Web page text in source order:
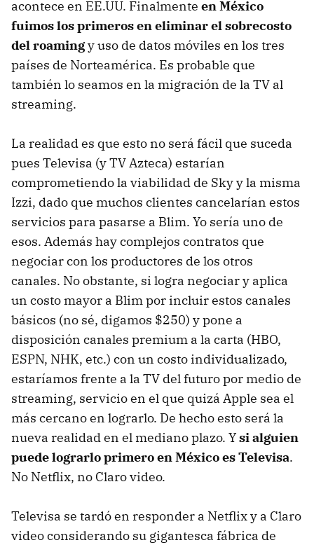
acontece en EE.UU. Finalmente en México
fuimos los primeros en eliminar el sobrecosto
del roamingy uso de datos móviles en los tres
países de Norteamérica. Es probable que
también lo seamos en la migración de la TV al
streaming.
La realidad es que esto no será fácil que suceda
pues Televisa (y TV Azteca) estarían
comprometiendo la viabilidad de Sky y la misma
Izzi, dado que muchos clientes cancelarían estos
servicios para pasarse a Blim. Yo sería uno de
esos. Además hay complejos contratos que
negociar con los productores de los otros
canales. No obstante, si logra negociar y aplica
un costo mayor a Blim por incluir estos canales
básicos (no sé, digamos $250) y pone a
disposición canales premium a la carta (HBO,
ESPN, NHK, etc.) con un costo individualizado,
estaríamos frente a la TV del futuro por medio de
streaming, servicio en el que quizá Apple sea el
más cercano en lograrlo. De hecho esto será la
nueva realidad en el mediano plazo. Ysi alguien
puede lograrlo primero en México es Televisa.
No Netflix, no Claro video.
Televisa se tardó en responder a Netflix y a Claro
video considerando su gigantesca fábrica de